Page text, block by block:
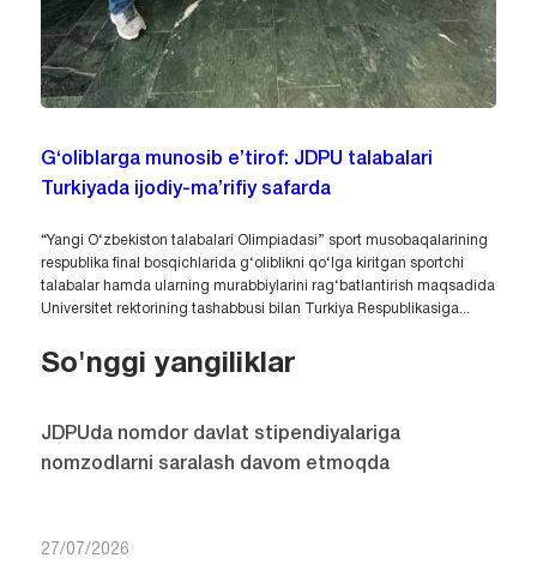
G‘oliblarga munosib e’tirof: JDPU talabalari
Turkiyada ijodiy-ma’rifiy safarda
“Yangi O‘zbekiston talabalari Olimpiadasi” sport musobaqalarining
respublika final bosqichlarida g‘oliblikni qo‘lga kiritgan sportchi
talabalar hamda ularning murabbiylarini rag‘batlantirish maqsadida
Universitet rektorining tashabbusi bilan Turkiya Respublikasiga...
So'nggi yangiliklar
JDPUda nomdor davlat stipendiyalariga
nomzodlarni saralash davom etmoqda
27/07/2026